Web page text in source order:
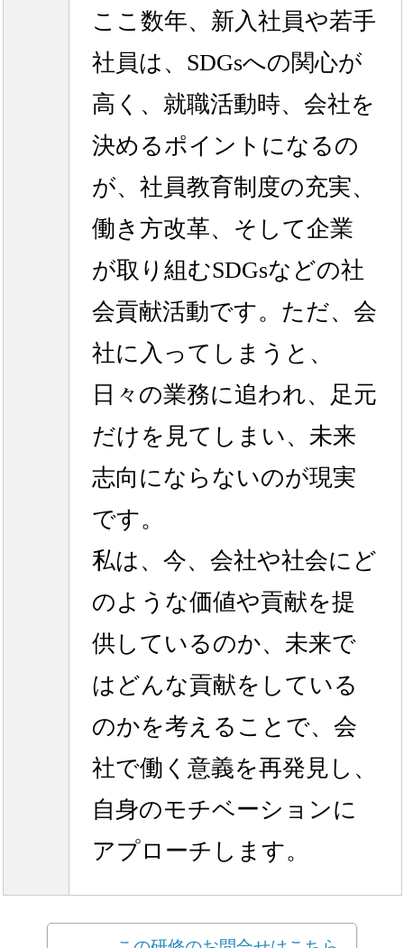
ここ数年、新入社員や若手
社員は、SDGsへの関心が
高く、就職活動時、会社を
決めるポイントになるの
が、社員教育制度の充実、
働き方改革、そして企業
が取り組むSDGsなどの社
会貢献活動です。ただ、会
社に入ってしまうと、
日々の業務に追われ、足元
だけを見てしまい、未来
志向にならないのが現実
です。
私は、今、会社や社会にど
のような価値や貢献を提
供しているのか、未来で
はどんな貢献をしている
のかを考えることで、会
社で働く意義を再発見し、
自身のモチベーションに
アプローチします。